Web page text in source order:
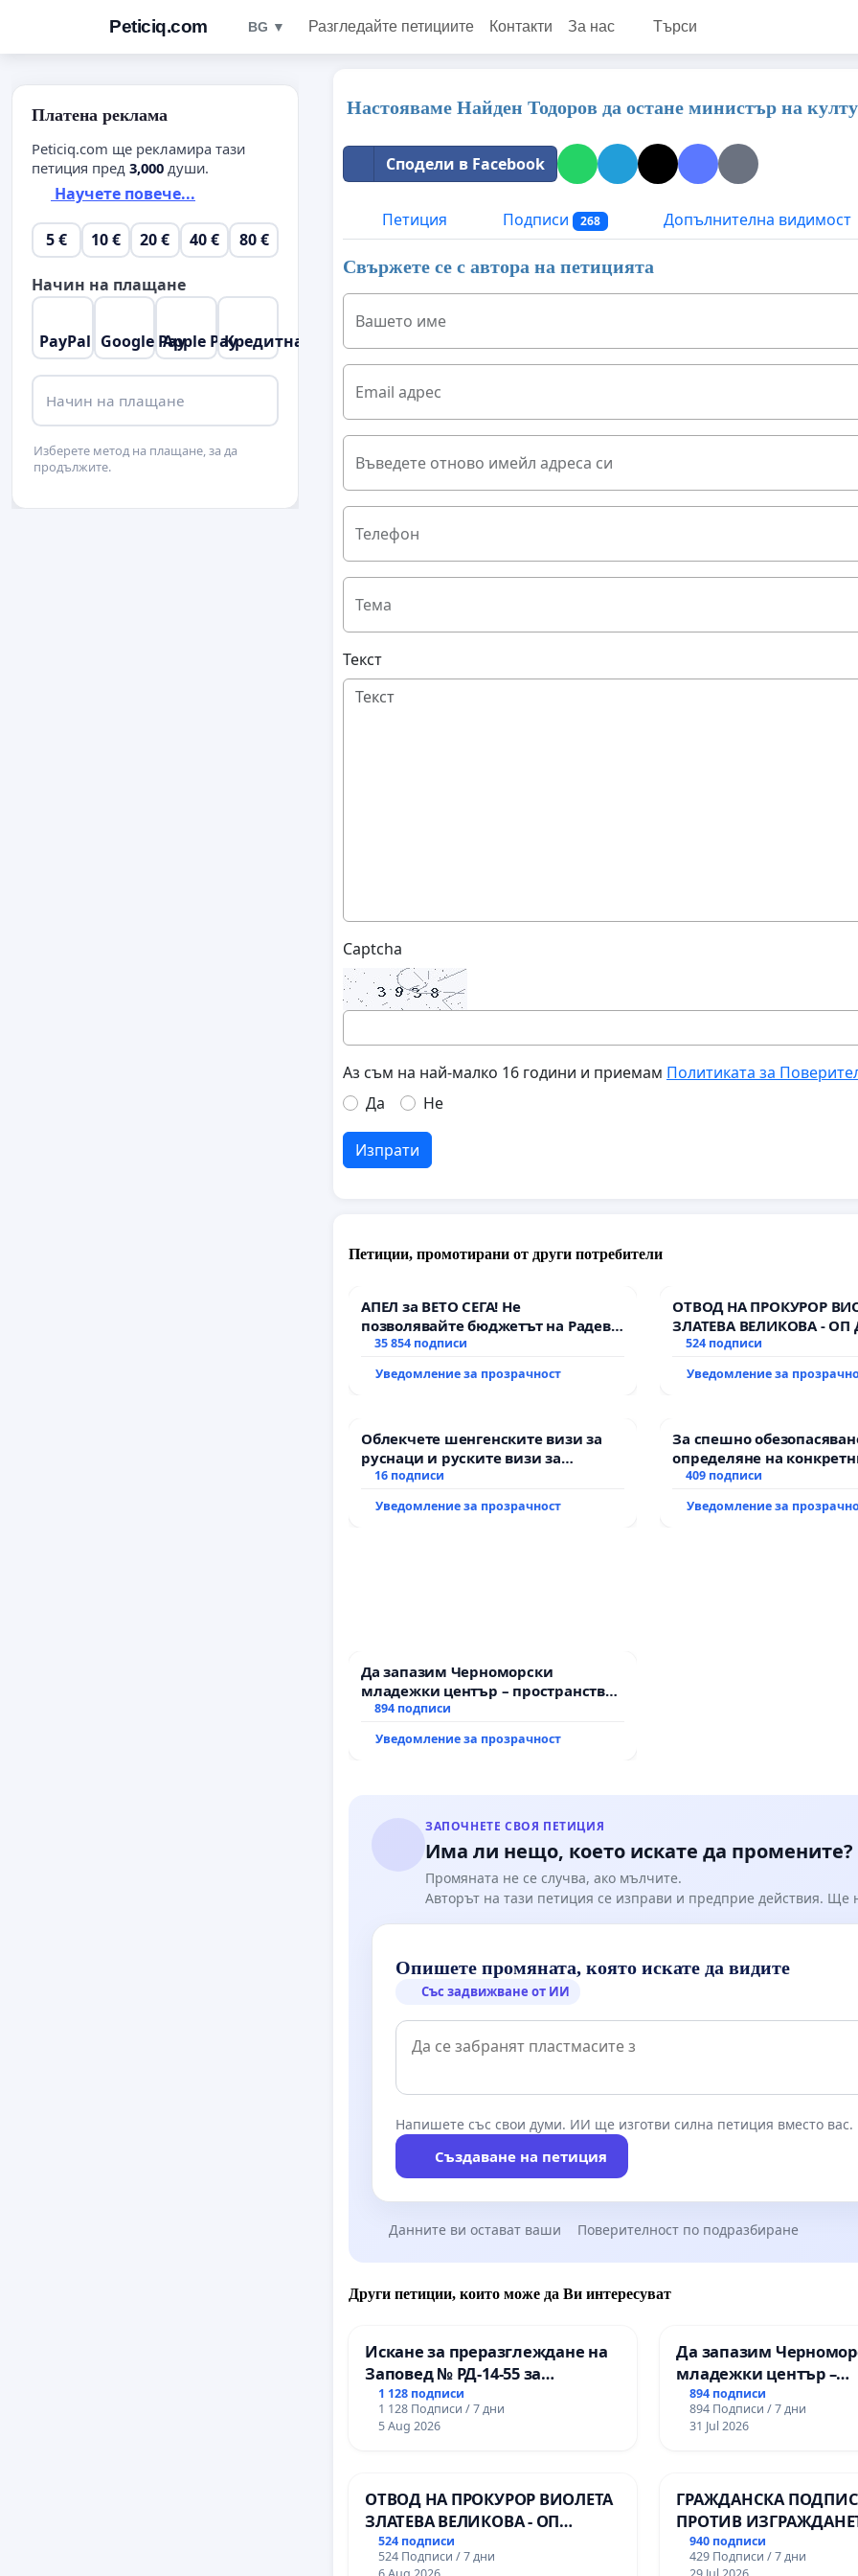
Peticiq.com BG ▼ Разгледайте петициите Контакти За нас Търси
Настояваме Найден Тодоров да остане министър на
Сподели в Facebook
Петиция Подписи 268 Допълнителна видимост
Свържете се с автора на петицията
Вашето име
Email адрес
Въведете отново имейл адреса си
Телефон
Тема
Текст
Captcha
Аз съм на най-малко 16 години и приемам Политиката за
Да
Не
Изпрати
Петиции, промотирани от други потребители
АПЕЛ за ВЕТО СЕГА! Не
позволявайте бюджетът на Радев
да открадне парите и правата ни в
35 854 подписи
Уведомление за прозрачност
ОТВОД НА ПРОКУРОР
ЗЛАТЕВА ВЕЛИКОВА - ОП
524 подписи
Уведомление за
Облекчете шенгенските визи за
руснаци и руските визи за
българи
16 подписи
Уведомление за прозрачност
За спешно
определяне на
и извършване на
републиканския път
409 подписи
Уведомление за
Да запазим Черноморски
младежки център – пространство
за младите на Варна
894 подписи
Уведомление за прозрачност
ЗАПОЧНЕТЕ СВОЯ ПЕТИЦИЯ
Има ли нещо, което искате да промените?
Промяната не се случва, ако мълчите.
Авторът на тази петиция се изправи и предприе действия. Ще
Опишете промяната, която искате да видите
Със задвижване от ИИ
Напишете със свои думи. ИИ ще изготви силна петиция вместо вас.
Създаване на петиция
Данните ви остават ваши Поверителност по подразбиране
Други петиции, които може да Ви интересуват
Искане за преразглеждане на
Заповед № РД-14-55 за
вливането на
Професионалната гимназия по
промишлени технологии в
гр. Пазарджик
1 128 подписи
1 128 Подписи / 7 дни
5 Aug 2026
Да запазим
младежки център –
пространство за
Варна
894 подписи
894 Подписи / 7 дни
31 Jul 2026
ОТВОД НА ПРОКУРОР ВИОЛЕТА
ЗЛАТЕВА ВЕЛИКОВА - ОП
ДОБРИЧ
524 подписи
524 Подписи / 7 дни
ГРАЖДАНСКА
ПРОТИВ
ВЪЖЕНА ЛИНИЯ
ТЕРИТОРИЯТА НА
940 подписи
429 Подписи / 7 дни
Платена реклама
Peticiq.com ще рекламира тази
петиция пред 3,000 души.
Научете повече...
5 € 10 € 20 € 40 € 80 €
Начин на плащане
PayPal Google PayApple PayКредитна карта
Начин на плащане
Изберете метод на плащане, за да
продължите.